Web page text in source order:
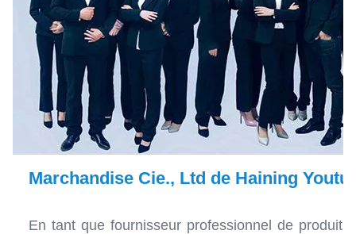
Marchandise Cie., Ltd de Haining
En tant que fournisseur professionnel de